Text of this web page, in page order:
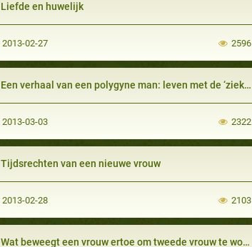
Liefde en huwelijk
2013-02-27 2596
Een verhaal van een polygyne man: leven met de ‘ziekte'
2013-03-03 2322
Tijdsrechten van een nieuwe vrouw
2013-02-28 2103
Wat beweegt een vrouw ertoe om tweede vrouw te worden?